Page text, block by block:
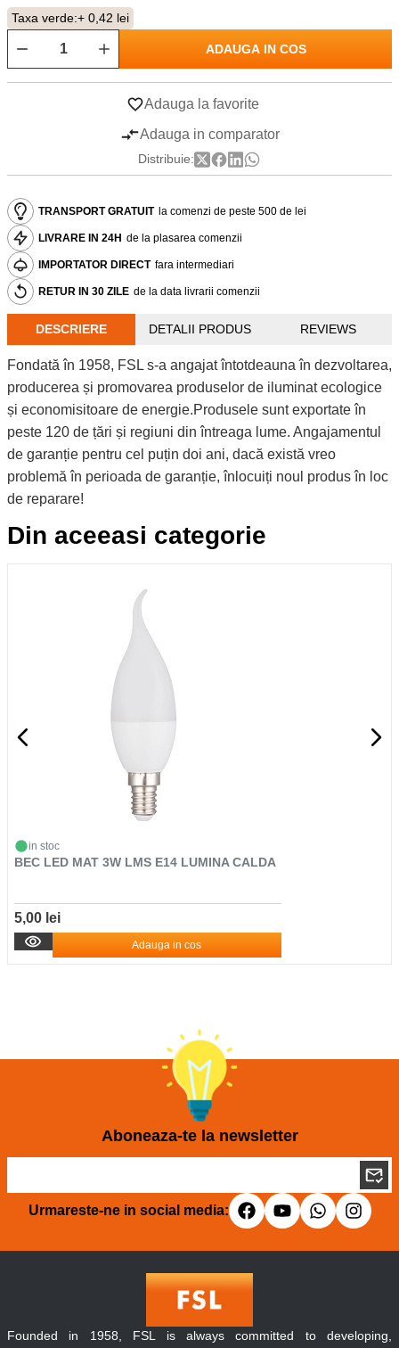
Taxa verde:+ 0,42 lei
ADAUGA IN COS
Adauga la favorite
Adauga in comparator
Distribuie:
TRANSPORT GRATUIT la comenzi de peste 500 de lei
LIVRARE IN 24H de la plasarea comenzii
IMPORTATOR DIRECT fara intermediari
RETUR IN 30 ZILE de la data livrarii comenzii
DESCRIERE DETALII PRODUS REVIEWS
Fondată în 1958, FSL s-a angajat întotdeauna în dezvoltarea,
producerea și promovarea produselor de iluminat ecologice
și economisitoare de energie.Produsele sunt exportate în
peste 120 de țări și regiuni din întreaga lume. Angajamentul
de garanție pentru cel puțin doi ani, dacă există vreo
problemă în perioada de garanție, înlocuiți noul produs în loc
de reparare!
Din aceeasi categorie
in stoc
BEC LED MAT 3W LMS E14 LUMINA CALDA
5,00 lei
Adauga in cos
Aboneaza-te la newsletter
Urmareste-ne in social media:
Founded in 1958, FSL is always committed to developing,